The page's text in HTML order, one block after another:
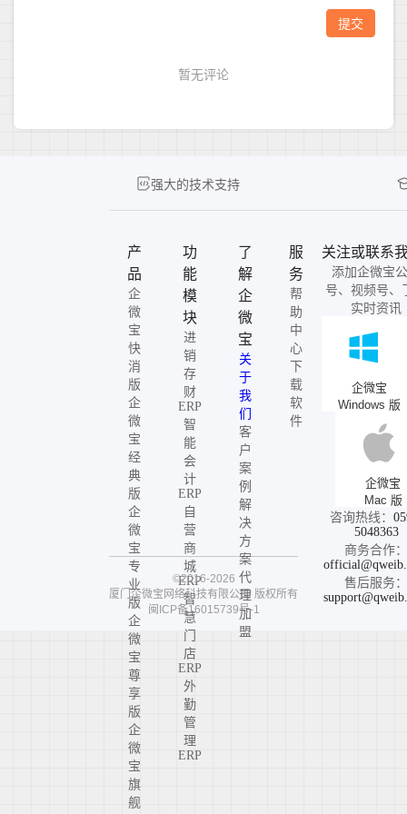
强大的技术支持
产
品
企
微
宝
快
消
版
企
微
宝
经
典
版
企
微
宝
专
业
版
企
微
宝
尊
享
版
企
微
宝
旗
舰
功
能
模
块
进
销
存
财
ERP
智
能
会
计
ERP
自
营
商
城
ERP
智
慧
门
店
ERP
外
勤
管
理
ERP
了
解
企
微
宝
关
于
我
们
客
户
案
例
解
决
方
案
代
理
加
盟
服
务
帮
助
中
心
下
载
软
件
关注或联系
添加企微宝
号、视频号、
实时资讯
企微宝
Windows 版
企微宝
Mac 版
咨询热线：
5048363
商务合作：
售后服务：
©2016-2026
厦门企微宝网络科技有限公司 版权所有
闽ICP备16015739号-1